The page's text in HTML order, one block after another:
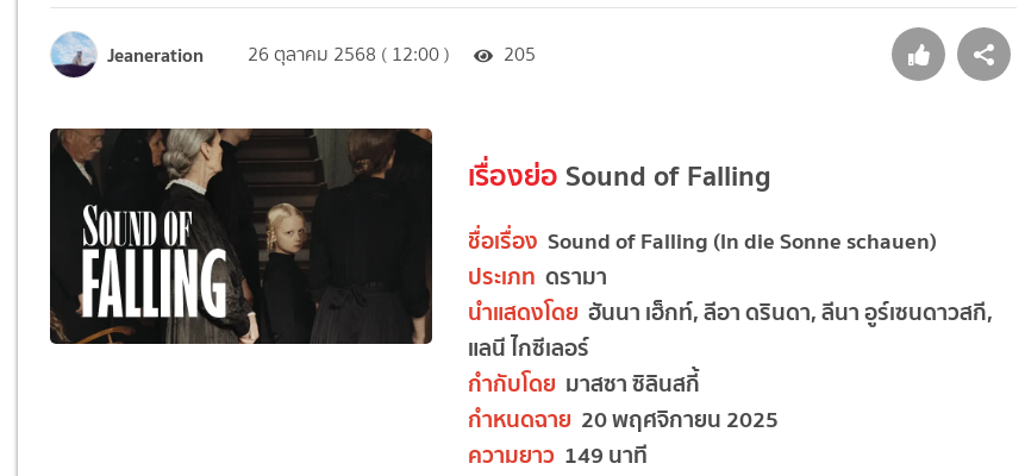
Jeaneration 26 ตุลาคม 2568 ( 12:00 ) 205
เรื่องย่อ Sound of Falling
ชื่อเรื่อง Sound of Falling (In die Sonne schauen)
ประเภท ดรามา
นำแสดงโดย ฮันนา เฮ็กท์, ลีอา ดรินดา, ลีนา อูร์เซนดาวสกี,
แลนี ไกซีเลอร์
กำกับโดย มาสซา ซิลินสกี้
กำหนดฉาย 20 พฤศจิกายน 2025
ความยาว149 นาที